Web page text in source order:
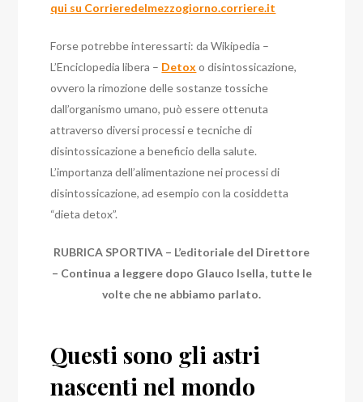
qui su Corrieredelmezzogiorno.corriere.it
Forse potrebbe interessarti: da Wikipedia –
L’Enciclopedia libera – Detox o disintossicazione,
ovvero la rimozione delle sostanze tossiche
dall’organismo umano, può essere ottenuta
attraverso diversi processi e tecniche di
disintossicazione a beneficio della salute.
L’importanza dell’alimentazione nei processi di
disintossicazione, ad esempio con la cosiddetta
“dieta detox”.
RUBRICA SPORTIVA – L’editoriale del Direttore
– Continua a leggere dopo Glauco Isella, tutte le
volte che ne abbiamo parlato.
Questi sono gli astri
nascenti nel mondo